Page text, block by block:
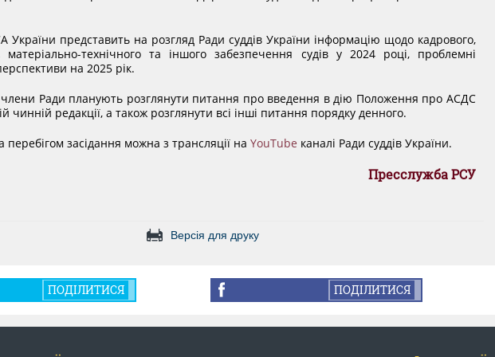
України представить на розгляд Ради суддів України інформацію щодо кадрового,
матеріально-технічного та іншого забезпечення судів у 2024 році, проблемні
на 2025 рік.
Ради планують розглянути питання про введення в дію Положення про АСДС
чинній редакції, а також розглянути всі інші питання порядку денного.
перебігом засідання можна з трансляції на YouTube каналі Ради суддів України.
Пресслужба РСУ
Версія для друку
ПОДІЛИТИСЯ ПОДІЛИТИСЯ